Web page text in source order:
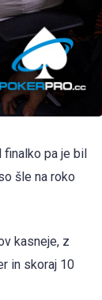
finalko pa je bil
šle na roko
kasneje, z
in skoraj 10